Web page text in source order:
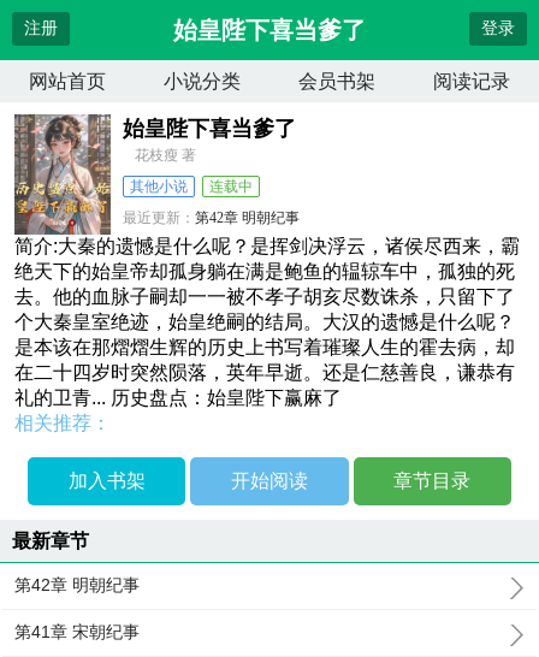
注册 始皇陛下喜当爹了 登录
网站首页 小说分类 会员书架 阅读记录
始皇陛下喜当爹了
花枝瘦 著
其他小说
连载中
最近更新：第42章 明朝纪事
更新时间：2026-04-12 00:44:03
简介:大秦的遗憾是什么呢？是挥剑决浮云，诸侯尽西来，霸
绝天下的始皇帝却孤身躺在满是鲍鱼的辒辌车中，孤独的死
去。他的血脉子嗣却一一被不孝子胡亥尽数诛杀，只留下了
个大秦皇室绝迹，始皇绝嗣的结局。大汉的遗憾是什么呢？
是本该在那熠熠生辉的历史上书写着璀璨人生的霍去病，却
在二十四岁时突然陨落，英年早逝。还是仁慈善良，谦恭有
礼的卫青... 历史盘点：始皇陛下赢麻了
相关推荐：
加入书架 开始阅读 章节目录
最新章节
第42章 明朝纪事
第41章 宋朝纪事